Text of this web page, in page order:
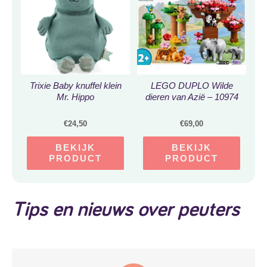
Trixie Baby knuffel klein
Mr. Hippo
€24,50
BEKIJK
PRODUCT
LEGO DUPLO Wilde
dieren van Azië – 10974
€69,00
BEKIJK
PRODUCT
Tips en nieuws over peuters